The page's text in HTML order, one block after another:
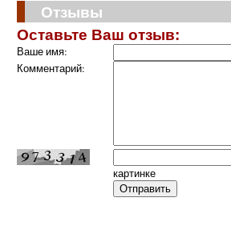
Отзывы
Оставьте Ваш отзыв:
Ваше имя:
Комментарий:
картинке